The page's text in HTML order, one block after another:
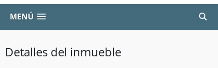
MENÚ
Detalles del inmueble